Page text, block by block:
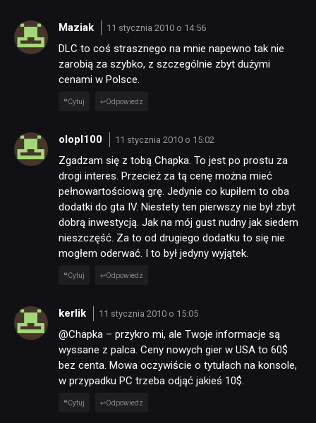
RETRO
TECHNOLOGIE
DYSKUSJE
JUŻ GRALIŚMY
SKLEP
Maziak 11 stycznia 2010 o 14:56
DLC to coś strasznego na mnie napewno tak nie
zarobią za szybko, z szczególnie zbyt dużymi
cenami w Polsce.
Cytuj Odpowiedz
olopl100 11 stycznia 2010 o 15:02
Zgadzam się z tobą Chapka. To jest po prostu za
drogi interes. Przecież za tą cenę można mieć
pełnowartościową grę. Jedynie co kupiłem to oba
dodatki do gta IV. Niestety ten pierwszy nie był zbyt
dobrą inwestycją. Jak na mój gust nudny jak siedem
nieszczęść. Za to od drugiego dodatku to się nie
mogłem oderwać. I to był jedyny wyjątek.
Cytuj Odpowiedz
kerlik 11 stycznia 2010 o 15:05
@Chapka – przykro mi, ale Twoje informacje są
wyssane z palca. Ceny nowych gier w USA to 60$
bez centa. Mowa oczywiście o tytułach na konsole,
w przypadku PC trzeba odjąć jakieś 10$.
Cytuj Odpowiedz